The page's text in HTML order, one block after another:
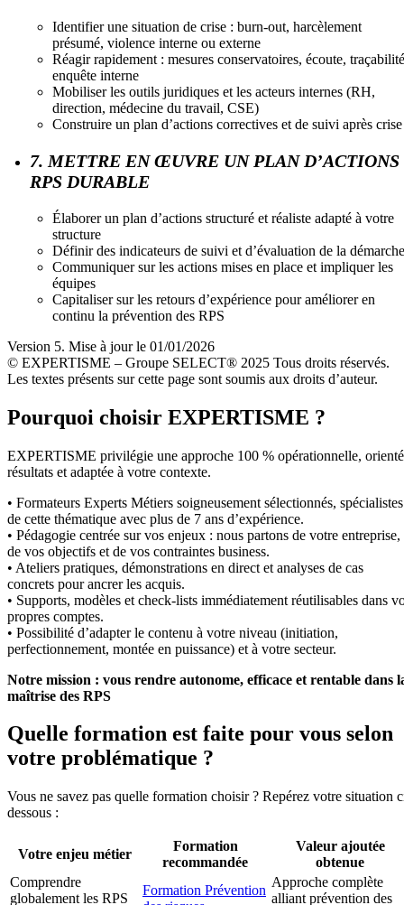
Identifier une situation de crise : burn-out, harcèlement
présumé, violence interne ou externe
Réagir rapidement : mesures conservatoires, écoute,
enquête interne
Mobiliser les outils juridiques et les acteurs internes (RH,
direction, médecine du travail, CSE)
Construire un plan d’actions correctives et de suivi après crise
7. METTRE EN ŒUVRE UN PLAN D’ACTIONS
RPS DURABLE
Élaborer un plan d’actions structuré et réaliste adapté à votre
structure
Définir des indicateurs de suivi et d’évaluation de la démarche
Communiquer sur les actions mises en place et impliquer les
équipes
Capitaliser sur les retours d’expérience pour améliorer en
continu la prévention des RPS
Version 5. Mise à jour le 01/01/2026
© EXPERTISME – Groupe SELECT® 2025 Tous droits réservés.
Les textes présents sur cette page sont soumis aux droits d’auteur.
Pourquoi choisir EXPERTISME ?
EXPERTISME privilégie une approche 100 % opérationnelle,
résultats et adaptée à votre contexte.
• Formateurs Experts Métiers soigneusement sélectionnés, spécialistes
de cette thématique avec plus de 7 ans d’expérience.
• Pédagogie centrée sur vos enjeux : nous partons de votre entreprise,
de vos objectifs et de vos contraintes business.
• Ateliers pratiques, démonstrations en direct et analyses de cas
concrets pour ancrer les acquis.
• Supports, modèles et check-lists immédiatement réutilisables dans
propres comptes.
• Possibilité d’adapter le contenu à votre niveau (initiation,
perfectionnement, montée en puissance) et à votre secteur.
Notre mission : vous rendre autonome, efficace et rentable dans
maîtrise des RPS
Quelle formation est faite pour vous selon
votre problématique ?
Vous ne savez pas quelle formation choisir ? Repérez votre situation
dessous :
Votre enjeu métier
Formation
recommandée
Valeur ajoutée
obtenue
Comprendre
globalement les RPS
Formation Prévention
Approche complète
alliant prévention des